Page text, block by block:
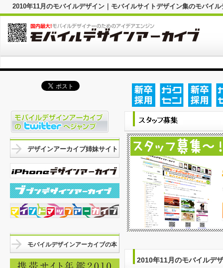
2010年11月のモバイルデザイン｜モバイルサイトデザイン集のモバイ
2010年11月のモバイルデ
デザインアーカイブ姉妹サイト
モバイルデザインアーカイブの本